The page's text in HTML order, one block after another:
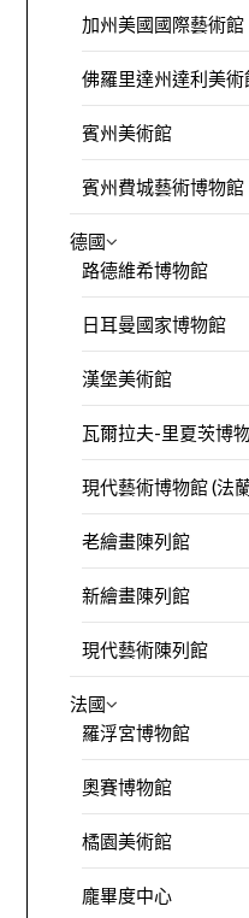
加州美國國際藝術館
佛羅里達州達利美術
賓州美術館
賓州費城藝術博物館
德國
路德維希博物館
日耳曼國家博物館
漢堡美術館
瓦爾拉夫-里夏茨博
現代藝術博物館 (法
老繪畫陳列館
新繪畫陳列館
現代藝術陳列館
法國
羅浮宮博物館
奧賽博物館
橘園美術館
龐畢度中心